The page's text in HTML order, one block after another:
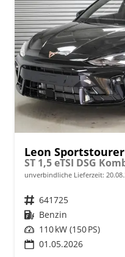
Leon Sportstourer
ST 1,5 eTSI DSG
unverbindliche Lieferzeit:
Fahrzeugnr. 641725
Kraftstoff Benzin
Leistung 110 kW (150 PS)
01.05.2026